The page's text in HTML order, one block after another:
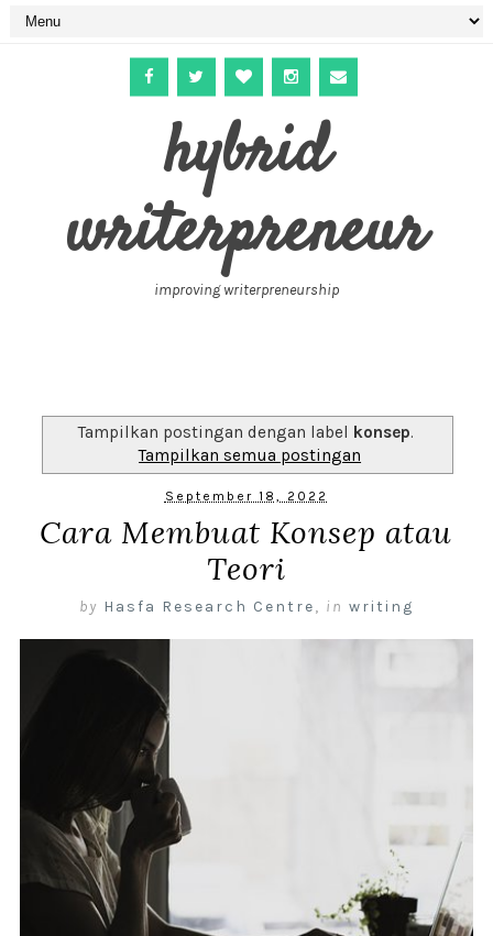
hybrid
writerpreneur
improving writerpreneurship
Tampilkan postingan dengan label konsep.
Tampilkan semua postingan
September 18, 2022
Cara Membuat Konsep atau
Teori
by Hasfa Research Centre, in writing